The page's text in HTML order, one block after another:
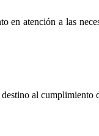
en atención a las
al cumplimiento